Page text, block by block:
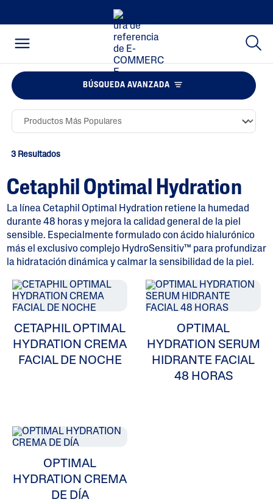
BÚSQUEDA AVANZADA
ALL FILTERS
Humectantes
Categoría De Producto
3 Resultados
Cetaphil Optimal Hydration
La línea Cetaphil Optimal Hydration retiene la humedad
durante 48 horas y mejora la calidad general de la piel
sensible. Especialmente formulado con ácido hialurónico
más el exclusivo complejo HydroSensitiv™ para profundizar
la hidratación dinámica y calmar la sensibilidad de la piel.
CETAPHIL OPTIMAL
HYDRATION CREMA
FACIAL DE NOCHE
OPTIMAL
HYDRATION SERUM
HIDRANTE FACIAL
48 HORAS
OPTIMAL
HYDRATION CREMA
DE DÍA